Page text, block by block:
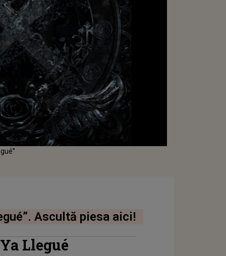
Ascultă piesa aici!
Llegué